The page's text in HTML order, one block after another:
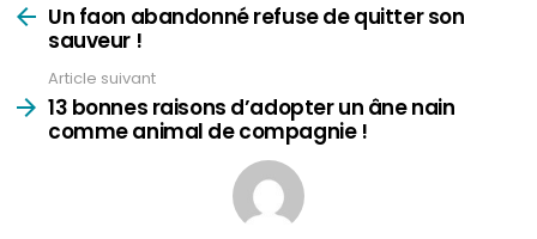
plus Un faon abandonné refuse de quitter son
sauveur !
Article suivant
13 bonnes raisons d’adopter un âne nain
comme animal de compagnie !